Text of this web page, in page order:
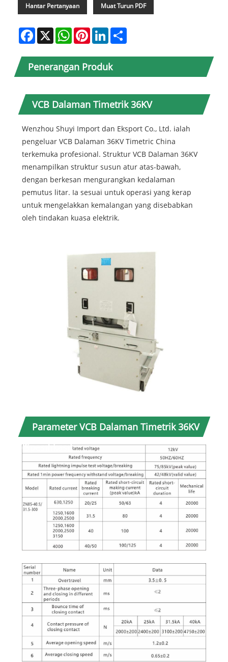
Hantar Pertanyaan Muat Turun PDF
Facebook
X WhatsAppPinterestLinkedIn
Penerangan Produk
VCB Dalaman Timetrik 36KV
Wenzhou Shuyi Import dan Eksport Co., Ltd. ialah
pengeluar VCB Dalaman 36KV Timetric China
terkemuka profesional. Struktur VCB Dalaman 36KV
menampilkan struktur susun atur atas-bawah,
dengan berkesan mengurangkan kedalaman
pemutus litar. Ia sesuai untuk operasi yang kerap
untuk mengelakkan kemalangan yang disebabkan
oleh tindakan kuasa elektrik.
Parameter VCB Dalaman Timetrik 36KV
(Spesifikasi)